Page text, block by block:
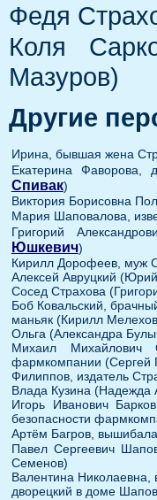
Федя
Коля
Мазуров)
Другие
Ирина, бывшая жена
Екатерина Фаворова,
Спивак)
Виктория Борисовна
Мария Шаповалова,
Григорий
Юшкевич)
Кирилл Дорофеев, муж
Алексей Авруцкий
Сосед Страхова
Боб Ковальский,
маньяк (Кирилл
Ольга (Александра
Михаил Михайлович
фармкомпании (Сергей
Филиппов, издатель
Влада Кузина (Надежда
Игорь Иванович
безопасности
Артём Багров,
Павел Сергеевич
Семенов)
Валентина Николаевна,
дворецкий в доме